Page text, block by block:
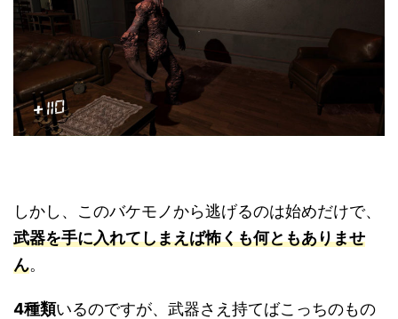
しかし、このバケモノから逃げるのは始めだけで、
武器を手に入れてしまえば怖くも何ともありませ
ん。
4種類いるのですが、武器さえ持てばこっちのもの